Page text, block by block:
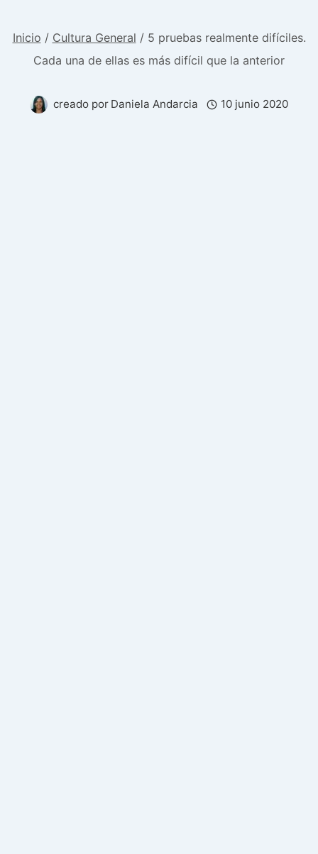
Inicio / Cultura General / 5 pruebas realmente difíciles.
Cada una de ellas es más difícil que la anterior
creado por Daniela Andarcia 10 junio 2020